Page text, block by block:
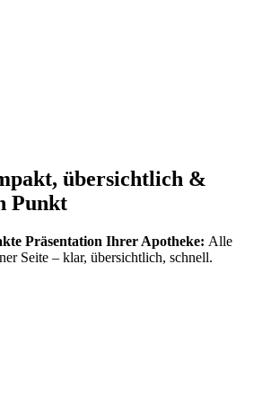
übersichtlich &
Punkt
Präsentation Ihrer Apotheke: Alle
Seite – klar, übersichtlich, schnell.